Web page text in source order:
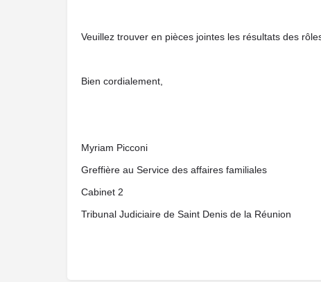
Veuillez trouver en pièces jointes les résultats des
Bien cordialement,
Myriam Picconi
Greffière au Service des affaires familiales
Cabinet 2
Tribunal Judiciaire de Saint Denis de la Réunion